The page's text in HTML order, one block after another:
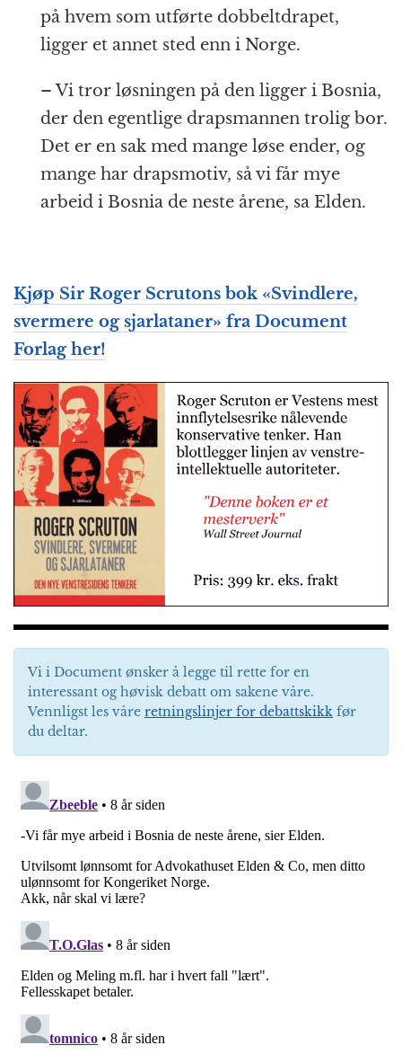
på hvem som utførte dobbeltdrapet,
ligger et annet sted enn i Norge.
– Vi tror løsningen på den ligger i Bosnia,
der den egentlige drapsmannen trolig bor.
Det er en sak med mange løse ender, og
mange har drapsmotiv, så vi får mye
arbeid i Bosnia de neste årene, sa Elden.
Kjøp Sir Roger Scrutons bok «Svindlere,
svermere og sjarlataner» fra Document
Forlag her!
Vi i Document ønsker å legge til rette for en
interessant og høvisk debatt om sakene våre.
Vennligst les våre retningslinjer for debattskikk før
du deltar.